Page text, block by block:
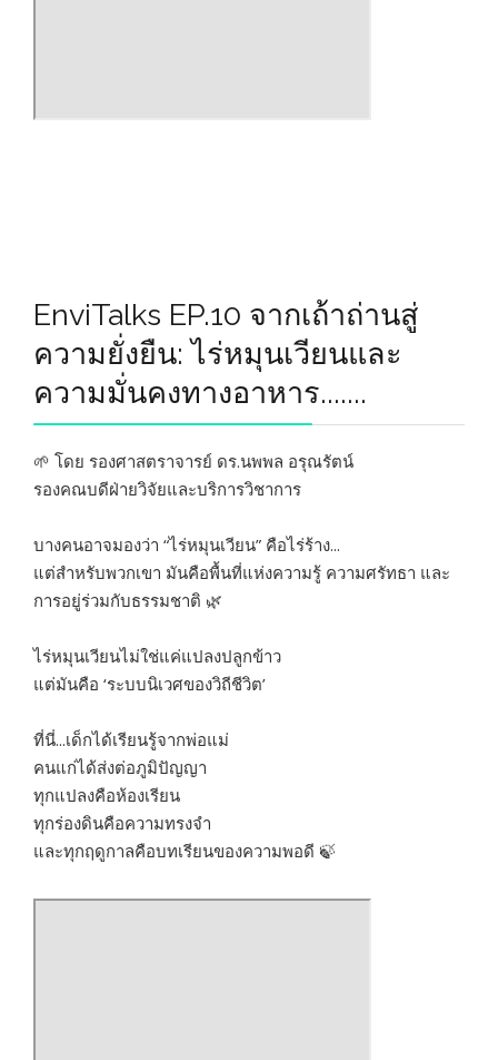
EnviTalks EP.10 จากเถ้าถ่านสู่
ความยั่งยืน: ไร่หมุนเวียนและ
ความมั่นคงทางอาหาร.......
🌱 โดย รองศาสตราจารย์ ดร.นพพล อรุณรัตน์
รองคณบดีฝ่ายวิจัยและบริการวิชาการ
บางคนอาจมองว่า “ไร่หมุนเวียน” คือไร่ร้าง...
แต่สำหรับพวกเขา มันคือพื้นที่แห่งความรู้ ความศรัทธา และ
การอยู่ร่วมกับธรรมชาติ 🌿
ไร่หมุนเวียนไม่ใช่แค่แปลงปลูกข้าว
แต่มันคือ ‘ระบบนิเวศของวิถีชีวิต’
ที่นี่...เด็กได้เรียนรู้จากพ่อแม่
คนแก่ได้ส่งต่อภูมิปัญญา
ทุกแปลงคือห้องเรียน
ทุกร่องดินคือความทรงจำ
และทุกฤดูกาลคือบทเรียนของความพอดี 🍃